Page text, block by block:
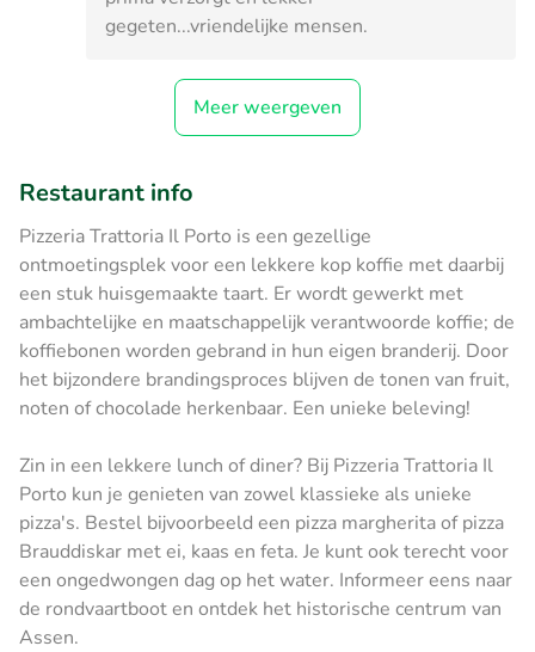
gegeten...vriendelijke mensen.
Meer weergeven
Restaurant info
Pizzeria Trattoria Il Porto is een gezellige
ontmoetingsplek voor een lekkere kop koffie met daarbij
een stuk huisgemaakte taart. Er wordt gewerkt met
ambachtelijke en maatschappelijk verantwoorde koffie; de
koffiebonen worden gebrand in hun eigen branderij. Door
het bijzondere brandingsproces blijven de tonen van fruit,
noten of chocolade herkenbaar. Een unieke beleving!
Zin in een lekkere lunch of diner? Bij Pizzeria Trattoria Il
Porto kun je genieten van zowel klassieke als unieke
pizza's. Bestel bijvoorbeeld een pizza margherita of pizza
Brauddiskar met ei, kaas en feta. Je kunt ook terecht voor
een ongedwongen dag op het water. Informeer eens naar
de rondvaartboot en ontdek het historische centrum van
Assen.